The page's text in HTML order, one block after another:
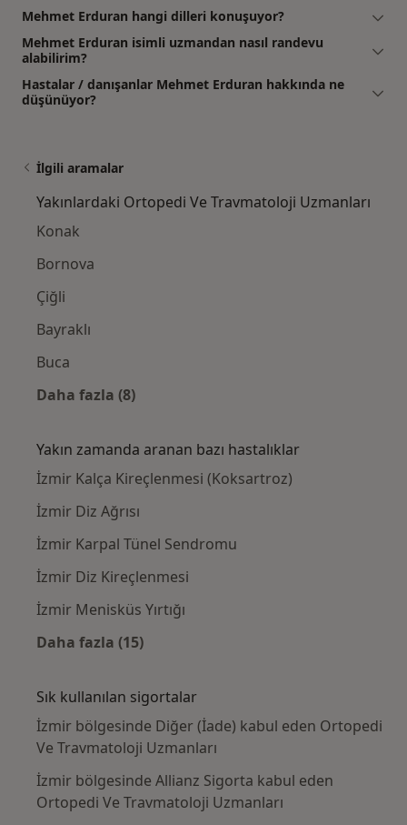
Mehmet Erduran hangi dilleri konuşuyor?
Mehmet Erduran isimli uzmandan nasıl randevu
alabilirim?
Hastalar / danışanlar Mehmet Erduran hakkında ne
düşünüyor?
İlgili aramalar
Yakınlardaki Ortopedi Ve Travmatoloji Uzmanları
Konak
Bornova
Çiğli
Bayraklı
Buca
Daha fazla (8)
Yakın zamanda aranan bazı hastalıklar
İzmir Kalça Kireçlenmesi (Koksartroz)
İzmir Diz Ağrısı
İzmir Karpal Tünel Sendromu
İzmir Diz Kireçlenmesi
İzmir Menisküs Yırtığı
Daha fazla (15)
Sık kullanılan sigortalar
İzmir bölgesinde Diğer (İade) kabul eden Ortopedi
Ve Travmatoloji Uzmanları
İzmir bölgesinde Allianz Sigorta kabul eden
Ortopedi Ve Travmatoloji Uzmanları